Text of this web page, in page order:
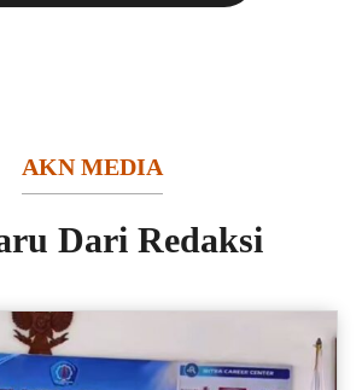
AKN MEDIA
Dari Redaksi